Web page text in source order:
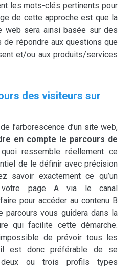
les mots-clés pertinents pour
de cette approche est que la
web sera ainsi basée sur des
répondre aux questions que
et/ou aux produits/services
des visiteurs sur
l’arborescence d’un site web,
en compte le parcours de
ressemble réellement ce
de le définir avec précision
savoir exactement ce qu’un
page A via le canal
pour accéder au contenu B
parcours vous guidera dans la
qui facilite cette démarche.
de prévoir tous les
est donc préférable de se
ou trois profils types